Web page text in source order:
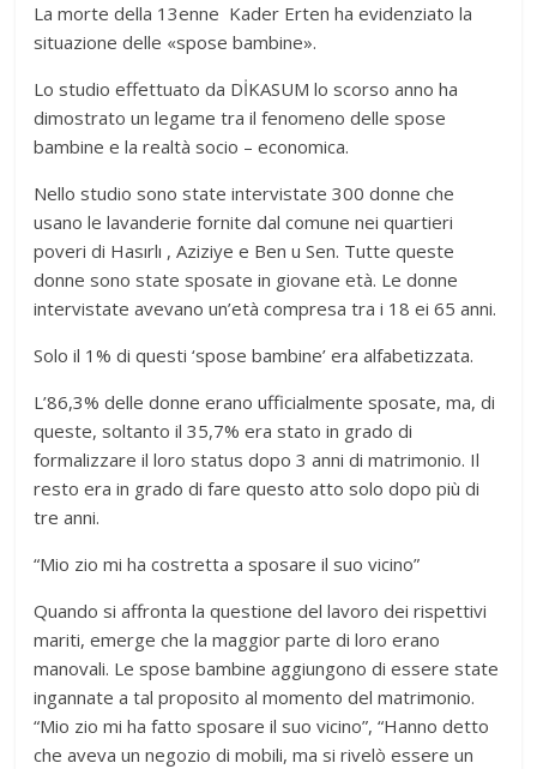
La morte della 13enne Kader Erten ha evidenziato la
situazione delle «spose bambine».
Lo studio effettuato da DİKASUM lo scorso anno ha
dimostrato un legame tra il fenomeno delle spose
bambine e la realtà socio – economica.
Nello studio sono state intervistate 300 donne che
usano le lavanderie fornite dal comune nei quartieri
poveri di Hasırlı , Aziziye e Ben u Sen. Tutte queste
donne sono state sposate in giovane età. Le donne
intervistate avevano un’età compresa tra i 18 ei 65 anni.
Solo il 1% di questi ‘spose bambine’ era alfabetizzata.
L’86,3% delle donne erano ufficialmente sposate, ma, di
queste, soltanto il 35,7% era stato in grado di
formalizzare il loro status dopo 3 anni di matrimonio. Il
resto era in grado di fare questo atto solo dopo più di
tre anni.
“Mio zio mi ha costretta a sposare il suo vicino”
Quando si affronta la questione del lavoro dei rispettivi
mariti, emerge che la maggior parte di loro erano
manovali. Le spose bambine aggiungono di essere state
ingannate a tal proposito al momento del matrimonio.
“Mio zio mi ha fatto sposare il suo vicino”, “Hanno detto
che aveva un negozio di mobili, ma si rivelò essere un